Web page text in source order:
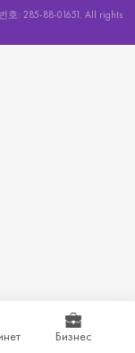
Бизнес
호: 285-88-01651. All rights